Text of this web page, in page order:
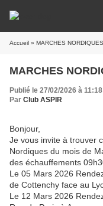
Accueil » MARCHES
MARCHES
Publié le 27/02/2026 à 11:18
Par Club ASPIR
Bonjour,
Je vous invite à trouver
Nordiques du mois de
des échauffements
Le 05 Mars 2026
de Cottenchy face au
Le 12 Mars 2026